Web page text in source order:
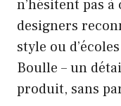
n’hésitent pas
designers
style ou
Boulle – un
produit, sans